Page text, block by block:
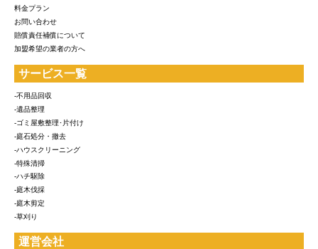
料金プラン
お問い合わせ
賠償責任補償について
加盟希望の業者の方へ
サービス一覧
-不用品回収
-遺品整理
-ゴミ屋敷整理･片付け
-庭石処分・撤去
-ハウスクリーニング
-特殊清掃
-ハチ駆除
-庭木伐採
-庭木剪定
-草刈り
運営会社